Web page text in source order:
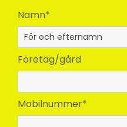
Namn*
Företag/gård
Mobilnummer*